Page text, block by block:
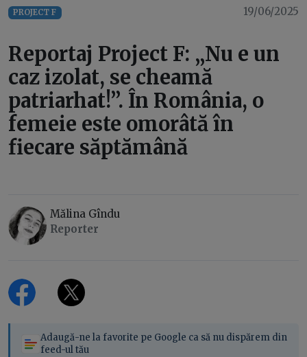
PROJECT F 19/06/2025
Reportaj Project F: „Nu e un
caz izolat, se cheamă
patriarhat!”. În România, o
femeie este omorâtă în
fiecare săptămână
Mălina Gîndu
Reporter
Adaugă-ne la favorite pe Google ca să nu dispărem din
feed-ul tău